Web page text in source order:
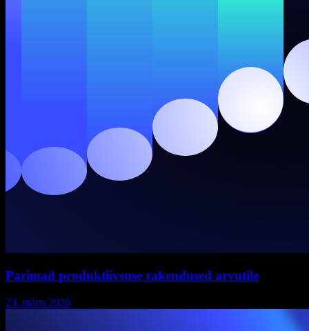
Parimad produktiivsuse rakendused arvutile
23. märts 2026